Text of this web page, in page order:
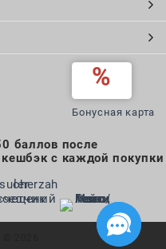
Бонусная карта
баллов после
с каждой покупки